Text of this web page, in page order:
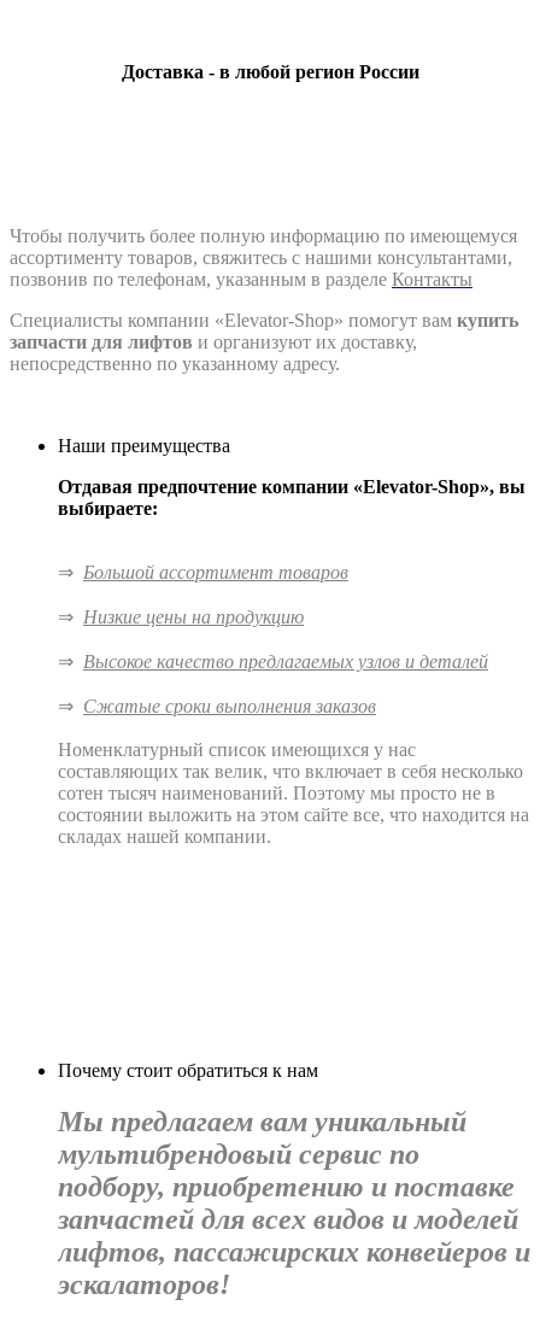
Доставка - в любой регион России
Чтобы получить более полную информацию по имеющемуся
ассортименту товаров, свяжитесь с нашими консультантами,
позвонив по телефонам, указанным в разделе Контакты
Специалисты компании «Elevator-Shop» помогут вам купить
запчасти для лифтов и организуют их доставку,
непосредственно по указанному адресу.
Наши преимущества
Отдавая предпочтение компании «Elevator-Shop», вы
выбираете:
⇒ Большой ассортимент товаров
⇒ Низкие цены на продукцию
⇒ Высокое качество предлагаемых узлов и деталей
⇒ Сжатые сроки выполнения заказов
Номенклатурный список имеющихся у нас
составляющих так велик, что включает в себя несколько
сотен тысяч наименований. Поэтому мы просто не в
состоянии выложить на этом сайте все, что находится на
складах нашей компании.
Почему стоит обратиться к нам
Мы предлагаем вам уникальный
мультибрендовый сервис по
подбору, приобретению и поставке
запчастей для всех видов и моделей
лифтов, пассажирских конвейеров и
эскалаторов!